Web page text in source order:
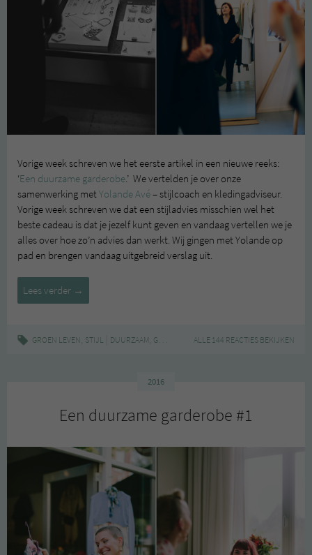
Vorige week schreven we het eerste artikel in een nieuwe reeks:
‘Een duurzame garderobe.’ We vertelden je over onze
samenwerking metYolande Avé– stijlcoach en kledingadviseur.
Vorige week schreven we dat een stijladvies misschien wel het
beste cadeau is dat je jezelf kunt geven en vandaag vertellen we je
alles over hoe zo’n advies dan werkt. Wij gingen met Yolande op
pad en brengen vandaag uitgebreid verslag uit.
Lees verder Hoe
werkt
stijladvies?
#2
→
GROEN LEVEN, STIJL DUURZAAM, GARDEROBE ,KLEDING,MODE,STIJLADVIES
ALLE 144 REACTIES BEKIJKEN
2016
Een duurzame garderobe #1